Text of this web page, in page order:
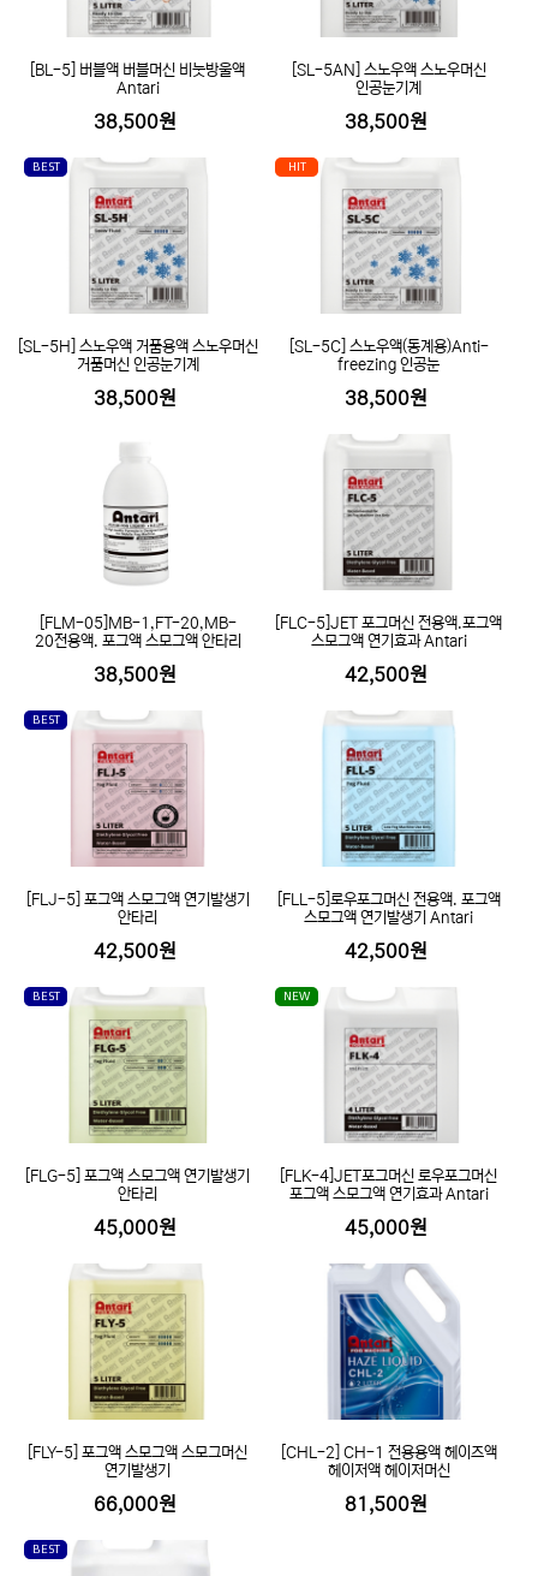
[BL-5] 버블액 버블머신 비눗방울액
Antari
38,500원
[SL-5AN] 스노우액 스노우머신
인공눈기계
38,500원
BEST
[SL-5H] 스노우액 거품용액 스노우머신
거품머신 인공눈기계
38,500원
HIT
[SL-5C] 스노우액(동계용)Anti-
freezing 인공눈
38,500원
[FLM-05]MB-1,FT-20,MB-
20전용액. 포그액 스모그액 안타리
38,500원
[FLC-5]JET 포그머신 전용액.포그액
스모그액 연기효과 Antari
42,500원
BEST
[FLJ-5] 포그액 스모그액 연기발생기
안타리
42,500원
[FLL-5]로우포그머신 전용액. 포그액
스모그액 연기발생기 Antari
42,500원
BEST
[FLG-5] 포그액 스모그액 연기발생기
안타리
45,000원
NEW
[FLK-4]JET포그머신 로우포그머신
포그액 스모그액 연기효과 Antari
45,000원
[FLY-5] 포그액 스모그액 스모그머신
연기발생기
66,000원
[CHL-2] CH-1 전용용액 헤이즈액
헤이저액 헤이저머신
81,500원
BEST